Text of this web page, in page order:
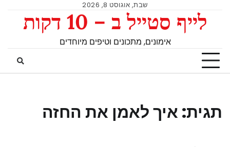
שבת, אוגוסט 8, 2026
לייף סטייל ב – 10 דקות
אימונים, מתכונים וטיפים מיוחדים
תגית: איך לאמן את החזה